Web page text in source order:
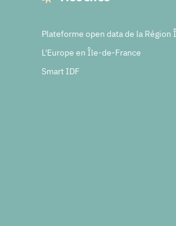
Plateforme open data de la
L'Europe en Île-de-France
Smart IDF